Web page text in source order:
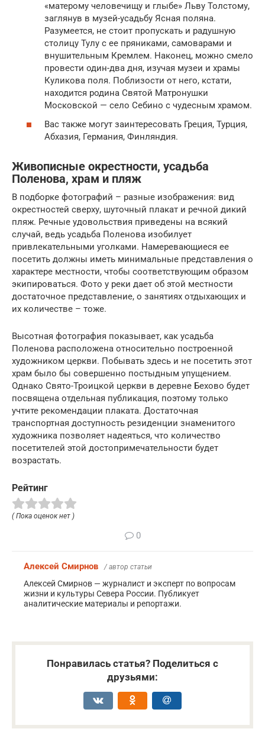
«матерому человечищу и глыбе» Льву Толстому,
заглянув в музей-усадьбу Ясная поляна.
Разумеется, не стоит пропускать и радушную
столицу Тулу с ее пряниками, самоварами и
внушительным Кремлем. Наконец, можно смело
провести один-два дня, изучая музеи и храмы
Куликова поля. Поблизости от него, кстати,
находится родина Святой Матронушки
Московcкой — село Себино с чудесным храмом.
Вас также могут заинтересовать Греция, Турция,
Абхазия, Германия, Финляндия.
Живописные окрестности, усадьба
Поленова, храм и пляж
В подборке фотографий – разные изображения: вид
окрестностей сверху, шуточный плакат и речной дикий
пляж. Речные удовольствия приведены на всякий
случай, ведь усадьба Поленова изобилует
привлекательными уголками. Намеревающиеся ее
посетить должны иметь минимальные представления о
характере местности, чтобы соответствующим образом
экипироваться. Фото у реки дает об этой местности
достаточное представление, о занятиях отдыхающих и
их количестве – тоже.
Высотная фотография показывает, как усадьба
Поленова расположена относительно построенной
художником церкви. Побывать здесь и не посетить этот
храм было бы совершенно постыдным упущением.
Однако Свято-Троицкой церкви в деревне Бехово будет
посвящена отдельная публикация, поэтому только
учтите рекомендации плаката. Достаточная
транспортная доступность резиденции знаменитого
художника позволяет надеяться, что количество
посетителей этой достопримечательности будет
возрастать.
Рейтинг
( Пока оценок нет )
0
Алексей Смирнов / автор статьи
Алексей Смирнов — журналист и эксперт по вопросам
жизни и культуры Севера России. Публикует
аналитические материалы и репортажи.
Понравилась статья? Поделиться с
друзьями: